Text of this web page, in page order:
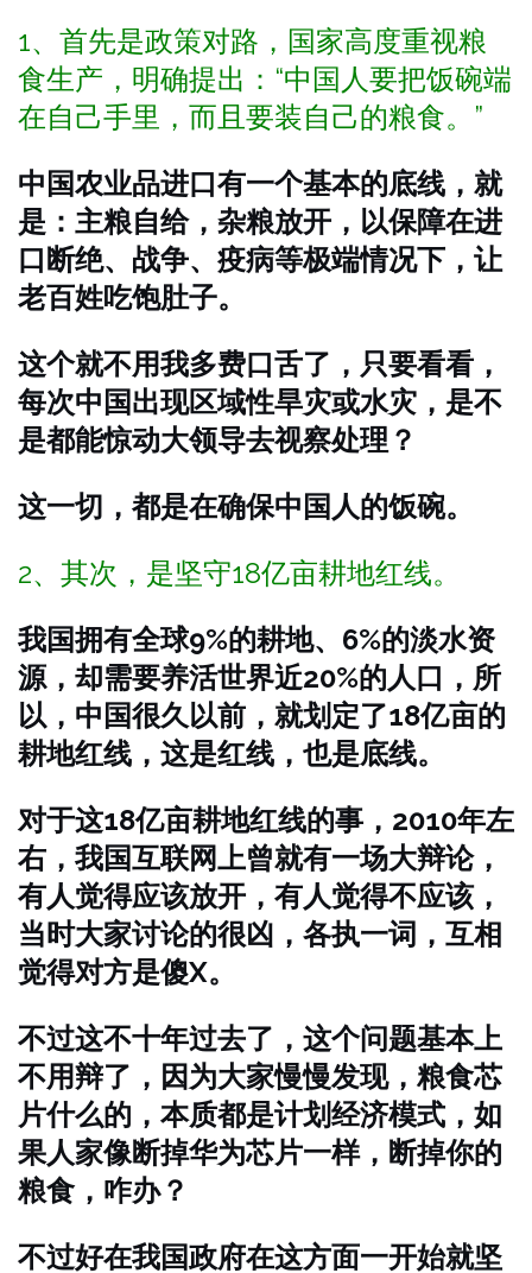
1、首先是政策对路，国家高度重视粮
食生产，明确提出：“中国人要把饭碗端
在自己手里，而且要装自己的粮食。”
中国农业品进口有一个基本的底线，就
是：主粮自给，杂粮放开，以保障在进
口断绝、战争、疫病等极端情况下，让
老百姓吃饱肚子。
这个就不用我多费口舌了，只要看看，
每次中国出现区域性旱灾或水灾，是不
是都能惊动大领导去视察处理？
这一切，都是在确保中国人的饭碗。
2、其次，是坚守18亿亩耕地红线。
我国拥有全球9%的耕地、6%的淡水资
源，却需要养活世界近20%的人口，所
以，中国很久以前，就划定了18亿亩的
耕地红线，这是红线，也是底线。
对于这18亿亩耕地红线的事，2010年左
右，我国互联网上曾就有一场大辩论，
有人觉得应该放开，有人觉得不应该，
当时大家讨论的很凶，各执一词，互相
觉得对方是傻X。
不过这不十年过去了，这个问题基本上
不用辩了，因为大家慢慢发现，粮食芯
片什么的，本质都是计划经济模式，如
果人家像断掉华为芯片一样，断掉你的
粮食，咋办？
不过好在我国政府在这方面一开始就坚